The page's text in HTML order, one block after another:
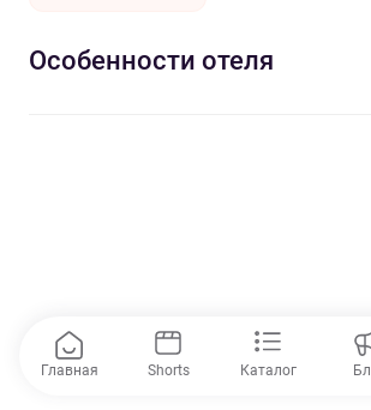
Особенности отеля
Главная Shorts Каталог